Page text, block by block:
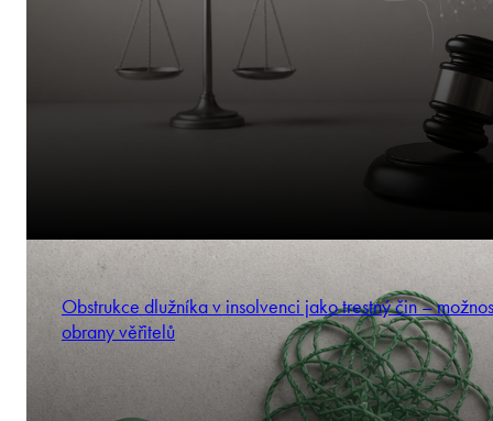
Obstrukce dlužníka v insolvenci jako trestný čin –
obrany věřitelů